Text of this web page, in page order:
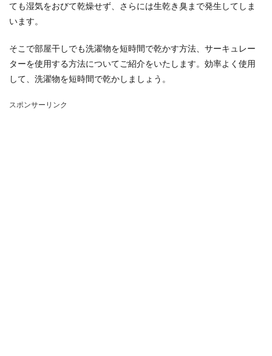
ても湿気をおびて乾燥せず、さらには生乾き臭まで発生してしま
います。
そこで部屋干しでも洗濯物を短時間で乾かす方法、サーキュレー
ターを使用する方法についてご紹介をいたします。効率よく使用
して、洗濯物を短時間で乾かしましょう。
スポンサーリンク